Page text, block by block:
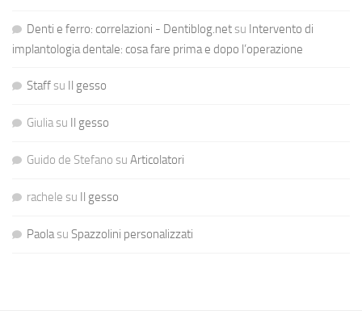
Denti e ferro: correlazioni - Dentiblog.netsu Intervento di
implantologia dentale: cosa fare prima e dopo l’operazione
Staffsu Il gesso
Giuliasu Il gesso
Guido de Stefano su Articolatori
rachele su Il gesso
Paolasu Spazzolini personalizzati